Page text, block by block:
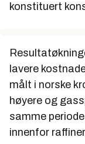
konstituert
lavere
målt i norske
høyere og
samme
innenfor